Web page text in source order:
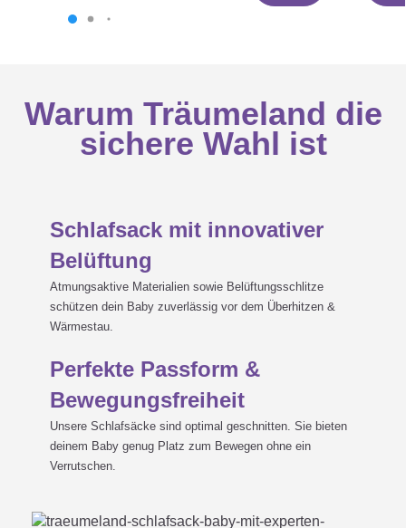
Warum Träumeland die
sichere Wahl ist
Schlafsack mit innovativer
Belüftung
Atmungsaktive Materialien sowie Belüftungsschlitze
schützen dein Baby zuverlässig vor dem Überhitzen &
Wärmestau.
Perfekte Passform &
Bewegungsfreiheit
Unsere Schlafsäcke sind optimal geschnitten. Sie bieten
deinem Baby genug Platz zum Bewegen ohne ein
Verrutschen.